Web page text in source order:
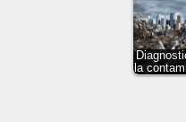
la